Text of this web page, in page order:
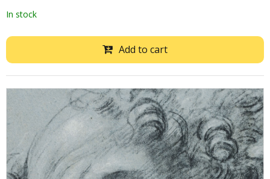
In stock
Add to cart